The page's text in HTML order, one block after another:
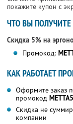
покажите купон с
ЧТО ВЫ ПОЛУЧИТЕ
Скидка 5% на
Промокод:
КАК РАБОТАЕТ
Оформите заказ
промокод
Скидка не
компании